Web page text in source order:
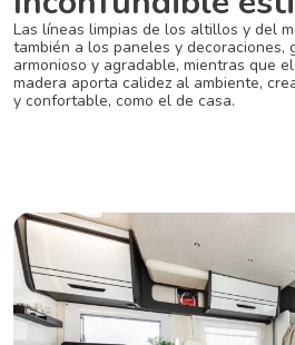
Las líneas limpias de los altillos y del
también a los paneles y decoraciones,
armonioso y agradable, mientras que
madera aporta calidez al ambiente,
y confortable, como el de casa.